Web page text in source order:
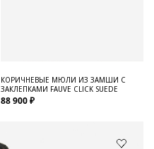
КОРИЧНЕВЫЕ МЮЛИ ИЗ ЗАМШИ С
ЗАКЛЕПКАМИ FAUVE CLICK SUEDE
88 900 ₽